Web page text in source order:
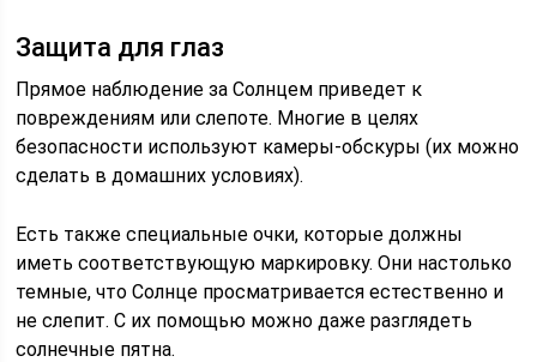
Защита для глаз
Прямое наблюдение за Солнцем приведет к
повреждениям или слепоте. Многие в целях
безопасности используют камеры-обскуры (их можно
сделать в домашних условиях).
Есть также специальные очки, которые должны
иметь соответствующую маркировку. Они настолько
темные, что Солнце просматривается естественно и
не слепит. С их помощью можно даже разглядеть
солнечные пятна.